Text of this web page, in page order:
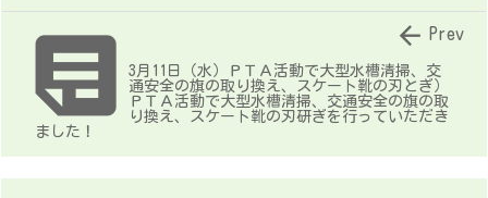
3月11日（水）ＰＴＡ活動で大型水槽清掃、交
通安全の旗の取り換え、スケート靴の刃とぎ）
ＰＴＡ活動で大型水槽清掃、交通安全の旗の取
り換え、スケート靴の刃研ぎを行っていただき
ました！
 Prev